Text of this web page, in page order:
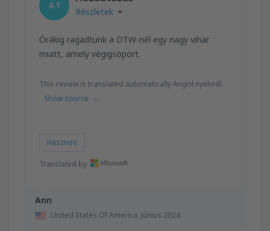
Ann
United States Of America, Június 2024
4.1
Részletek
Órákig ragadtunk a DTW-nél egy nagy vihar
miatt, amely végigsöpört.
This review is translated automatically Angol nyelvről.
Show source
Hasznos
Translated by